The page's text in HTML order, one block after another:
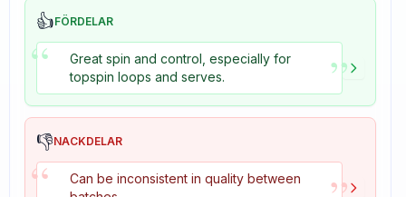
👍FÖRDELAR
“
Great spin and control, especially for
topspin loops and serves.
”
👎NACKDELAR
“
Can be inconsistent in quality between